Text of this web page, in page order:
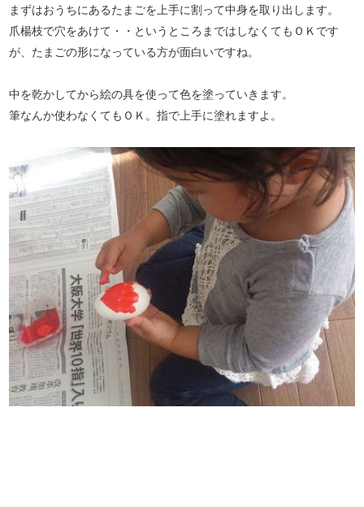
まずはおうちにあるたまごを上手に割って中身を取り出します。
爪楊枝で穴をあけて・・というところまではしなくてもＯＫです
が、たまごの形になっている方が面白いですね。
中を乾かしてから絵の具を使って色を塗っていきます。
筆なんか使わなくてもＯＫ。指で上手に塗れますよ。